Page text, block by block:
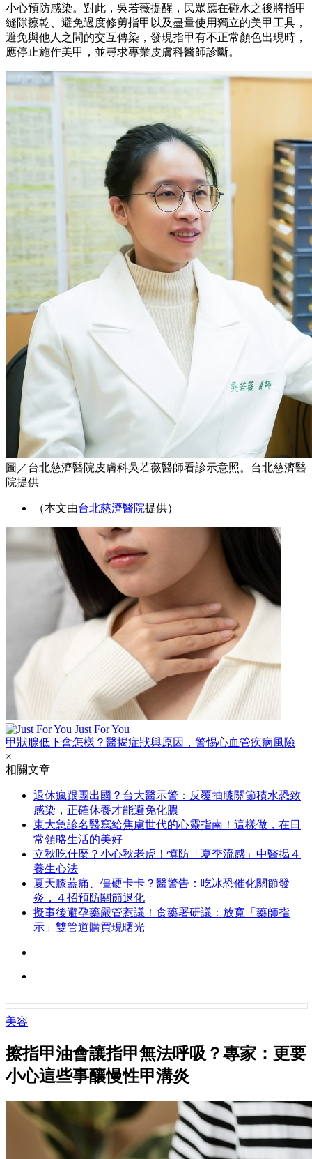
小心預防感染。對此，吳若薇提醒，民眾應在碰水之後將指甲
縫隙擦乾、避免過度修剪指甲以及盡量使用獨立的美甲工具，
避免與他人之間的交互傳染，發現指甲有不正常顏色出現時，
應停止施作美甲，並尋求專業皮膚科醫師診斷。
圖／台北慈濟醫院皮膚科吳若薇醫師看診示意照。台北慈濟醫
院提供
（本文由台北慈濟醫院提供）
Just For You
甲狀腺低下會怎樣？醫揭症狀與原因，警惕心血管疾病風險
×
相關文章
退休瘋跟團出國？台大醫示警：反覆抽膝關節積水恐致
感染，正確休養才能避免化膿
東大急診名醫寫給焦慮世代的心靈指南！這樣做，在日
常領略生活的美好
立秋吃什麼？小心秋老虎！慎防「夏季流感」中醫揭４
養生心法
夏天膝蓋痛、僵硬卡卡？醫警告：吃冰恐催化關節發
炎，４招預防關節退化
擬事後避孕藥嚴管惹議！食藥署研議：放寬「藥師指
示」雙管道購買現曙光
美容
擦指甲油會讓指甲無法呼吸？專家：更要
小心這些事釀慢性甲溝炎